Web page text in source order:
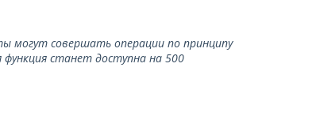
могут совершать операции по принципу
функция станет доступна на 500